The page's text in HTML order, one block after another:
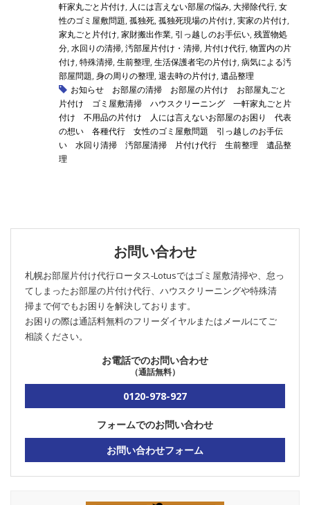
軒家丸ごと片付け, 人には言えない部屋の悩み, 大掃除代行, 女
性のゴミ屋敷問題, 孤独死, 孤独死現場の片付け, 実家の片付け,
家丸ごと片付け, 家財搬出作業, 引っ越しのお手伝い, 残置物処
分, 水回りの清掃, 汚部屋片付け・清掃, 片付け代行, 物置内の片
付け, 特殊清掃, 生前整理, 生活保護者宅の片付け, 病気による汚
部屋問題, 身の周りの整理, 退去時の片付け, 遺品整理
お知らせ
お部屋の清掃 お部屋の片付け
お部屋丸ごと
片付け
ゴミ屋敷清掃 ハウスクリーニング
一軒家丸ごと片
付け
不用品の片付け 人には言えないお部屋のお困り
代表
の想い
各種代行 女性のゴミ屋敷問題
引っ越しのお手伝
い
水回り清掃 汚部屋清掃 片付け代行 生前整理
遺品整
理
お問い合わせ
札幌お部屋片付け代行ロータス‐Lotusではゴミ屋敷清掃や、怠っ
てしまったお部屋の片付け代行、ハウスクリーニングや特殊清
掃まで何でもお困りを解決しております。
お困りの際は通話料無料のフリーダイヤルまたはメールにてご
相談ください。
お電話でのお問い合わせ
（通話無料）
0120-978-927
フォームでのお問い合わせ
お問い合わせフォーム